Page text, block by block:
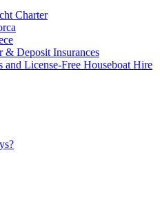
Charter
& Deposit Insurances
and License-Free Houseboat Hire